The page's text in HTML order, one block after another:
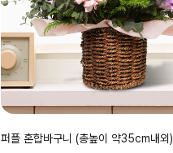
퍼플 혼합바구니 (총높이 약35cm내외)